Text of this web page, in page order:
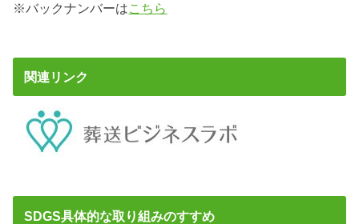
※バックナンバーはこちら
関連リンク
SDGS具体的な取り組みのすすめ